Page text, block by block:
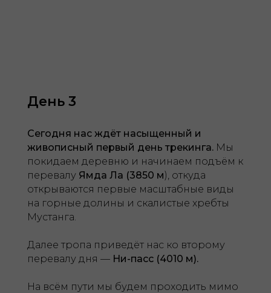
День 3
Сегодня нас ждёт насыщенный и
живописный первый день трекинга. Мы
покидаем деревню и начинаем подъём к
перевалу Ямда Ла (3850 м), откуда
открываются первые масштабные виды
на горные долины и скалистые хребты
Мустанга.
Далее тропа приведёт нас ко второму
перевалу дня — Ни-пасс (4010 м).
На всём пути мы будем проходить мимо